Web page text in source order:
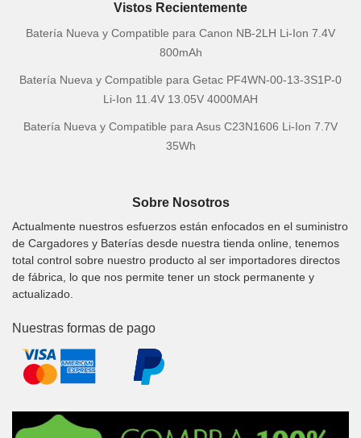
Vistos Recientemente
Batería Nueva y Compatible para Canon NB-2LH Li-Ion 7.4V
800mAh
Batería Nueva y Compatible para Getac PF4WN-00-13-3S1P-0
Li-Ion 11.4V 13.05V 4000MAH
Batería Nueva y Compatible para Asus C23N1606 Li-Ion 7.7V
35Wh
Sobre Nosotros
Actualmente nuestros esfuerzos están enfocados en el suministro
de Cargadores y Baterías desde nuestra tienda online, tenemos
total control sobre nuestro producto al ser importadores directos
de fábrica, lo que nos permite tener un stock permanente y
actualizado.
Nuestras formas de pago